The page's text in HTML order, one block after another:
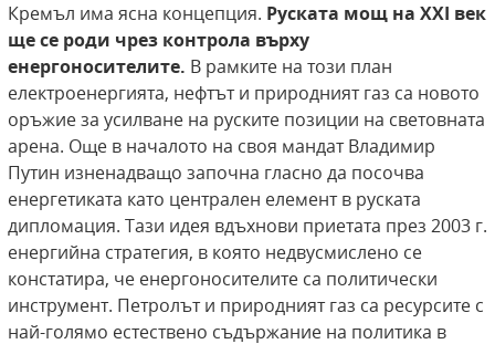
Кремъл има ясна концепция. Руската мощ на XXI век
ще се роди чрез контрола върху
енергоносителите. В рамките на този план
електроенергията, нефтът и природният газ са новото
оръжие за усилване на руските позиции на световната
арена. Още в началото на своя мандат Владимир
Путин изненадващо започна гласно да посочва
енергетиката като централен елемент в руската
дипломация. Тази идея вдъхнови приетата през 2003 г.
енергийна стратегия, в която недвусмислено се
констатира, че енергоносителите са политически
инструмент. Петролът и природният газ са ресурсите с
най-голямо естествено съдържание на политика в